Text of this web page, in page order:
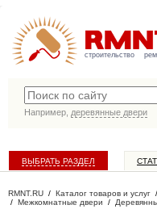
строительство
Например, деревянные двери
ВЫБРАТЬ РАЗДЕЛ
RMNT.RU / Каталог товаров и услуг
/ Межкомнатные двери /